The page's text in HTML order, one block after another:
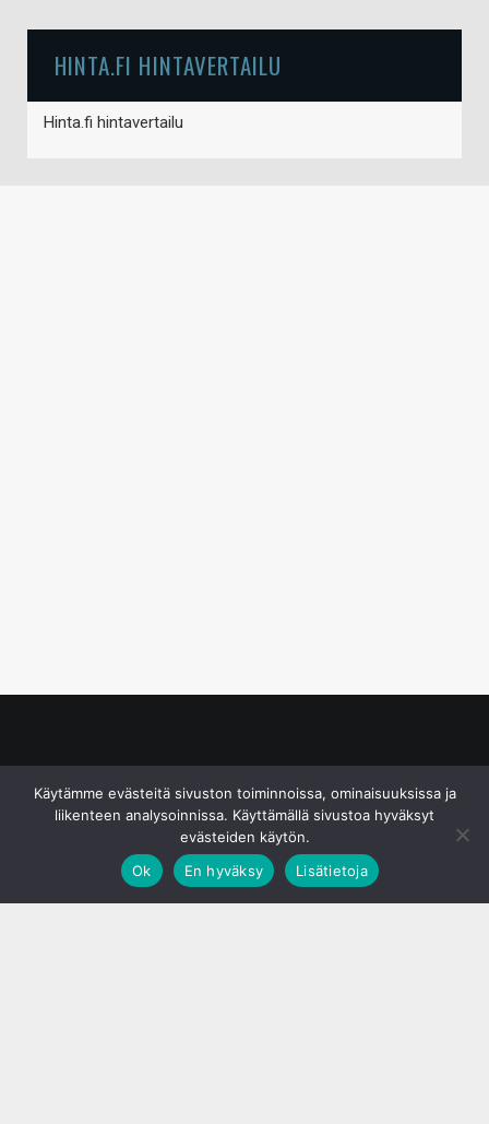
HINTA.FI HINTAVERTAILU
Hinta.fi hintavertailu
Käytämme evästeitä sivuston toiminnoissa, ominaisuuksissa ja
liikenteen analysoinnissa. Käyttämällä sivustoa hyväksyt
evästeiden käytön.
Ok
En hyväksy Lisätietoja